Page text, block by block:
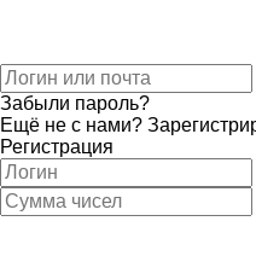
Забыли пароль?
Ещё не с нами?
Регистрация